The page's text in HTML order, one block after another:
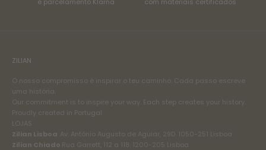
ZILIAN
O nosso compromisso é inspirar o teu caminho. Cada passo escreve
uma história.
Our commitment is to inspire your way. Each step creates your history.
Proudly created in Portugal
LOJAS
Zilian Lisboa Av. António Augusto de Aguiar, 29D. 1050-251 Lisboa
Zilian Chiado Rua Garrett, 112 a 118. 1200-205 Lisboa